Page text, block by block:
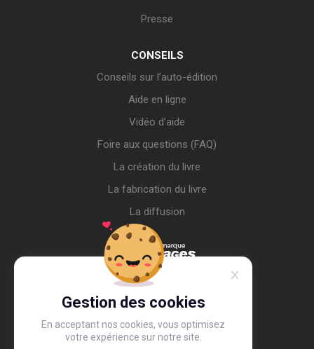
Gestion des cookies
En acceptant nos cookies, vous optimisez
votre expérience sur notre site.
Presse
CONSEILS
Conseils sur l’auto-édition
Aide en ligne
Vidéo d’aide
Foire aux questions (FAQ)
La création du livre
La fabrication du livre
La diffusion